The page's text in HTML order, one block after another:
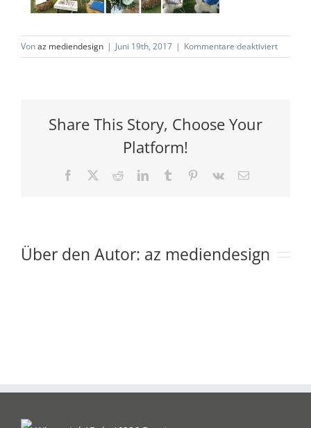
Vonaz mediendesign | Juni 19th, 2017 | Kommentare deaktiviertfür
Kissen-
Share This Story, Choose Your
Platform!
Facebook RedditLinkedInTumblr Pinterest
Vk
E-
Über den Autor: az mediendesign